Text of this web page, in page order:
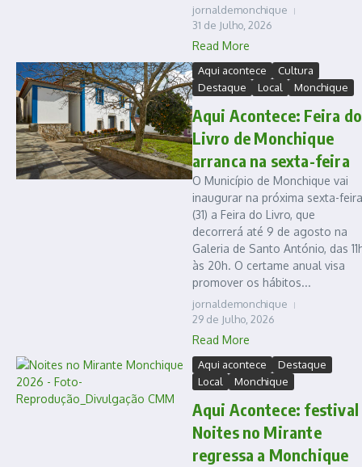
jornaldemonchique
31 de Julho, 2026
Read More
Aqui acontece
Cultura
Destaque
Local Monchique
Aqui Acontece: Feira do
Livro de Monchique
arranca na sexta-feira
O Município de Monchique vai
inaugurar na próxima sexta-feira
(31) a Feira do Livro, que
decorrerá até 9 de agosto na
Galeria de Santo António, das
às 20h. O certame anual visa
promover os hábitos...
jornaldemonchique
29 de Julho, 2026
Read More
Aqui acontece
Destaque
Local
Monchique
Aqui Acontece: festival
Noites no Mirante
regressa a Monchique